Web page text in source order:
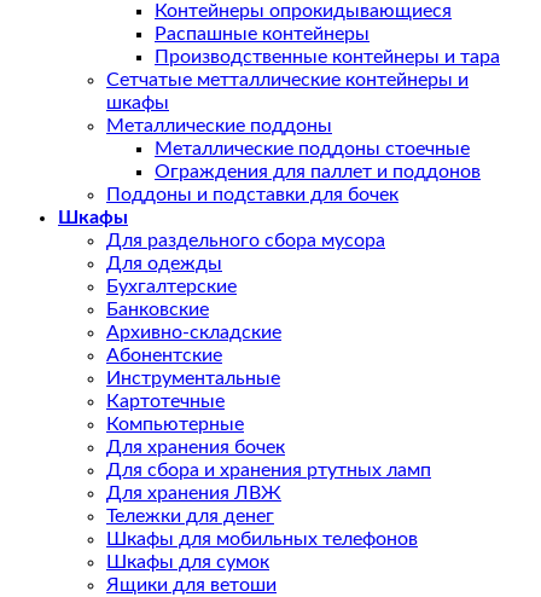
Контейнеры опрокидывающиеся
Распашные контейнеры
Производственные контейнеры и тара
Сетчатые метталлические контейнеры и
шкафы
Металлические поддоны
Металлические поддоны стоечные
Ограждения для паллет и поддонов
Поддоны и подставки для бочек
Шкафы
Для раздельного сбора мусора
Для одежды
Бухгалтерские
Банковские
Архивно-складские
Абонентские
Инструментальные
Картотечные
Компьютерные
Для хранения бочек
Для сбора и хранения ртутных ламп
Для хранения ЛВЖ
Тележки для денег
Шкафы для мобильных телефонов
Шкафы для сумок
Ящики для ветоши